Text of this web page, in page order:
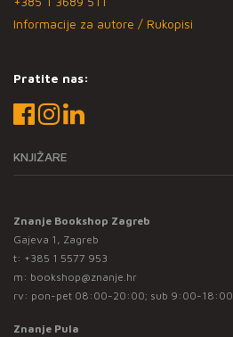
Informacije za autore / Rukopisi
Pratite nas:
KNJIŽARE
Znanje Bookshop Zagreb
Gajeva 1, Zagreb
t: +385 1 5577 953
m: bookshop@znanje.hr
rv: pon-pet 08:00-20:00; sub 9:00-18:00
Znanje Pula